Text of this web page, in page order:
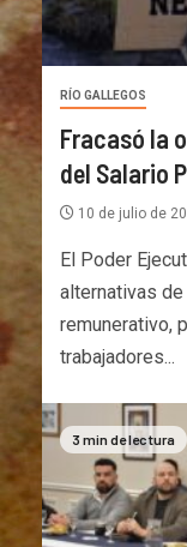
RÍO GALLEGOS
Fracasó la
del Salario
10 de julio de
El Poder
alternativas
remunerativo,
trabajadores...
3 min de lectura